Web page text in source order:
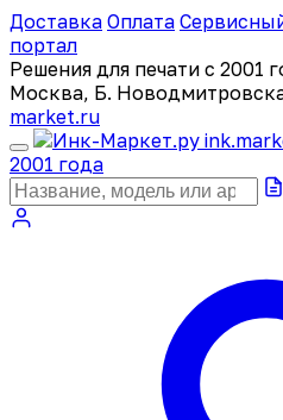
Доставка Оплата
портал
Решения для печати с 2001
Москва, Б.
market.ru
ink.
2001 года